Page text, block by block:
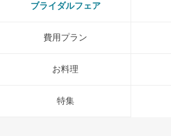
ブライダルフェア
費用プラン
お料理
特集